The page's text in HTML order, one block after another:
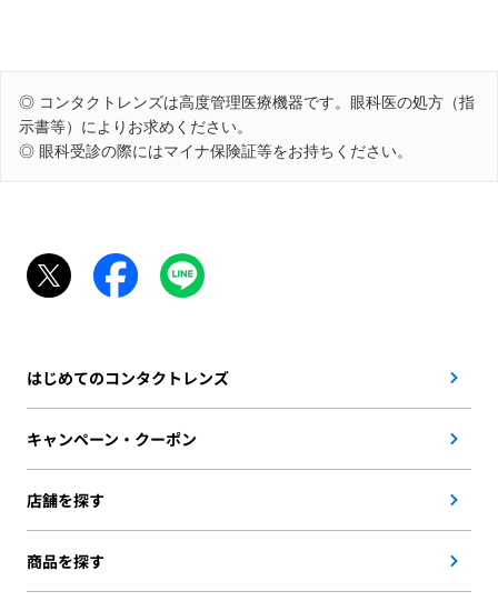
◎ コンタクトレンズは高度管理医療機器です。眼科医の処方（指
示書等）によりお求めください。
◎ 眼科受診の際にはマイナ保険証等をお持ちください。
はじめてのコンタクトレンズ
キャンペーン・クーポン
店舗を探す
商品を探す